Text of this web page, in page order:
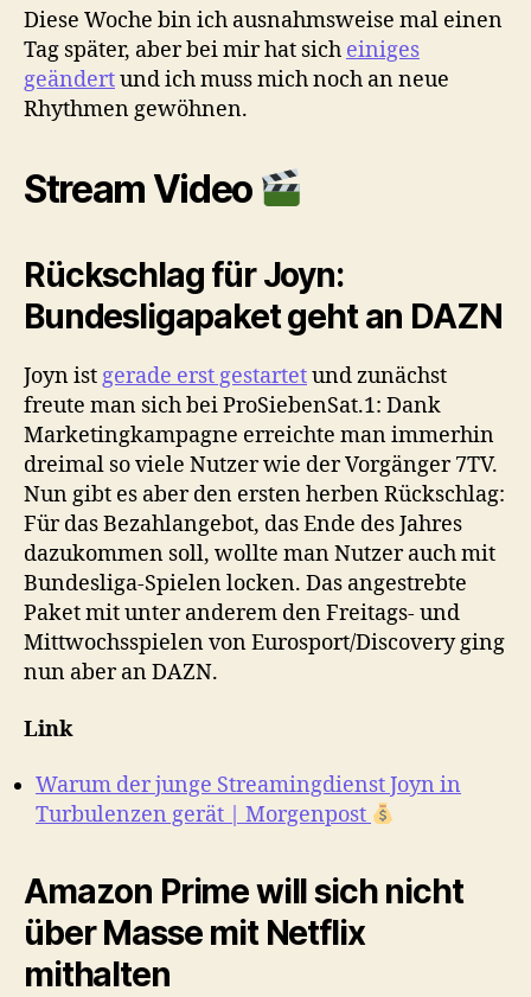
Diese Woche bin ich ausnahmsweise mal einen
Tag später, aber bei mir hat sich einiges
geändertund ich muss mich noch an neue
Rhythmen gewöhnen.
Stream Video
Rückschlag für Joyn:
Bundesligapaket geht an DAZN
Joyn istgerade erst gestartetund zunächst
freute man sich bei ProSiebenSat.1: Dank
Marketingkampagne erreichte man immerhin
dreimal so viele Nutzer wie der Vorgänger 7TV.
Nun gibt es aber den ersten herben Rückschlag:
Für das Bezahlangebot, das Ende des Jahres
dazukommen soll, wollte man Nutzer auch mit
Bundesliga-Spielen locken. Das angestrebte
Paket mit unter anderem den Freitags- und
Mittwochsspielen von Eurosport/Discovery ging
nun aber an DAZN.
Link
Warum der junge Streamingdienst Joyn in
Turbulenzen gerät | Morgenpost
Amazon Prime will sich nicht
über Masse mit Netflix
mithalten